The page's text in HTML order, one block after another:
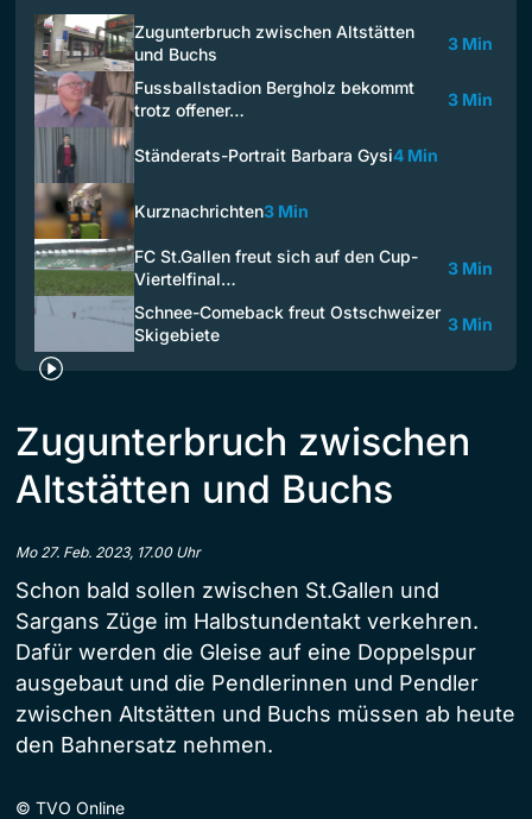
Zugunterbruch zwischen Altstätten
und Buchs
3 Min
Fussballstadion Bergholz bekommt
trotz offener…
3 Min
Ständerats-Portrait Barbara Gysi4 Min
Kurznachrichten3 Min
FC St.Gallen freut sich auf den Cup-
Viertelfinal…
3 Min
Schnee-Comeback freut Ostschweizer
Skigebiete
3 Min
Zugunterbruch zwischen
Altstätten und Buchs
Mo 27. Feb. 2023, 17.00 Uhr
Schon bald sollen zwischen St.Gallen und
Sargans Züge im Halbstundentakt verkehren.
Dafür werden die Gleise auf eine Doppelspur
ausgebaut und die Pendlerinnen und Pendler
zwischen Altstätten und Buchs müssen ab heute
den Bahnersatz nehmen.
© TVO Online